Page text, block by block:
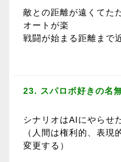
敵との距離が遠くてた
オートが楽
戦闘が始まる距離まで
23. スパロボ好きの名
シナリオはAIにやらせ
（人間は権利的、表現
変更する）